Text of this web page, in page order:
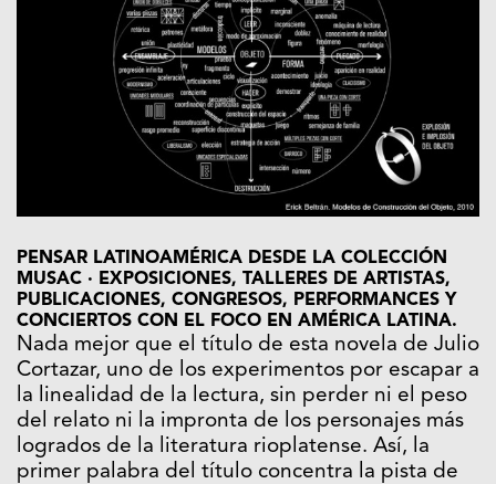
PENSAR LATINOAMÉRICA DESDE LA COLECCIÓN
MUSAC · EXPOSICIONES, TALLERES DE ARTISTAS,
PUBLICACIONES, CONGRESOS, PERFORMANCES Y
CONCIERTOS CON EL FOCO EN AMÉRICA LATINA.
Nada mejor que el título de esta novela de Julio
Cortazar, uno de los experimentos por escapar a
la linealidad de la lectura, sin perder ni el peso
del relato ni la impronta de los personajes más
logrados de la literatura rioplatense. Así, la
primer palabra del título concentra la pista de